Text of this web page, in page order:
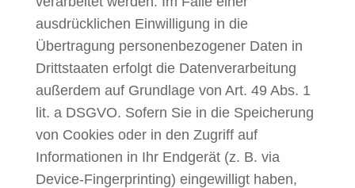
ausdrücklichen Einwilligung in die
Übertragung personenbezogener Daten in
Drittstaaten erfolgt die Datenverarbeitung
außerdem auf Grundlage von Art. 49 Abs. 1
lit. a DSGVO. Sofern Sie in die Speicherung
von Cookies oder in den Zugriff auf
Informationen in Ihr Endgerät (z. B. via
Device-Fingerprinting) eingewilligt haben,